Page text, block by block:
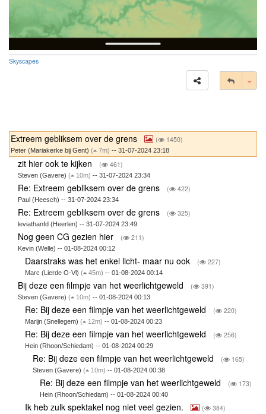
Skyscapes
Extreem gebliksem over de grens ( 1450)
Peter (Mariakerke bij Gent) ( 7m) -- 31-07-2024 23:18
zit hier ook te kijken ( 461)
Steven (Gavere) ( 10m) -- 31-07-2024 23:34
Re: Extreem gebliksem over de grens ( 422)
Paul (Heesch) -- 31-07-2024 23:34
Re: Extreem gebliksem over de grens ( 325)
leviathanfd (Heerlen) -- 31-07-2024 23:49
Nog geen CG gezien hier ( 211)
Kevin (Welle) -- 01-08-2024 00:12
Daarstraks was het enkel licht- maar nu ook ( 227)
Marc (Lierde O-Vl)( 45m) -- 01-08-2024 00:14
Bij deze een filmpje van het weerlichtgeweld ( 391)
Steven (Gavere) ( 10m) -- 01-08-2024 00:13
Re: Bij deze een filmpje van het weerlichtgeweld ( 220)
Marijn (Snellegem)( 12m) -- 01-08-2024 00:23
Re: Bij deze een filmpje van het weerlichtgeweld ( 256)
Hein (Rhoon/Schiedam) -- 01-08-2024 00:29
Re: Bij deze een filmpje van het weerlichtgeweld ( 165)
Steven (Gavere) ( 10m) -- 01-08-2024 00:38
Re: Bij deze een filmpje van het weerlichtgeweld ( 173)
Hein (Rhoon/Schiedam) -- 01-08-2024 00:40
Ik heb zulk spektakel nog niet veel gezien. ( 384)